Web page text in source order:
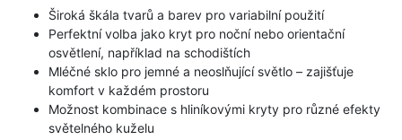
Široká škála tvarů a barev pro variabilní použití
Perfektní volba jako kryt pro noční nebo orientační
osvětlení, například na schodištích
Mléčné sklo pro jemné a neoslňující světlo – zajišťuje
komfort v každém prostoru
Možnost kombinace s hliníkovými kryty pro různé efekty
světelného kuželu